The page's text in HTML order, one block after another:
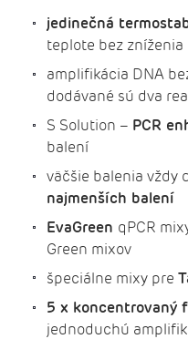
jedinečná
teplote bez
amplifikácia DNA
dodávané sú dva
S Solution – PCR
balení
väčšie balenia vždy
najmenších balení
EvaGreen qPCR
Green mixov
špeciálne mixy pre
5 x koncentrovaný
jednoduchú